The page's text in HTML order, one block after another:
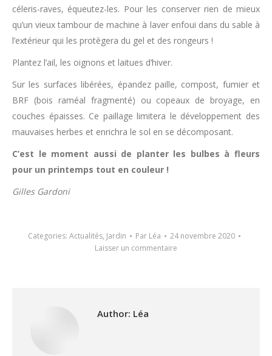
céleris-raves, équeutez-les. Pour les conserver rien de mieux
qu’un vieux tambour de machine à laver enfoui dans du sable à
l’extérieur qui les protègera du gel et des rongeurs !
Plantez l’ail, les oignons et laitues d’hiver.
Sur les surfaces libérées, épandez paille, compost, fumier et
BRF (bois raméal fragmenté) ou copeaux de broyage, en
couches épaisses. Ce paillage limitera le développement des
mauvaises herbes et enrichra le sol en se décomposant.
C’est le moment aussi de planter les bulbes à fleurs
pour un printemps tout en couleur !
Gilles Gardoni
Categories: Actualités, Jardin Par Léa
24 novembre 2020
Laisser un commentaire
Author: Léa